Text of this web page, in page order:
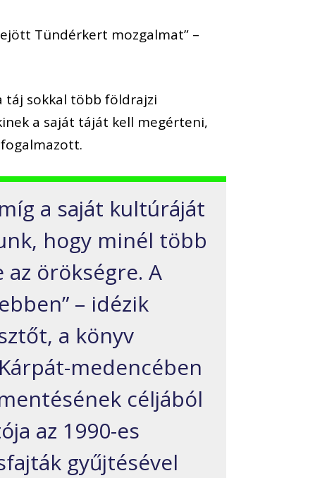
Tündérkert mozgalmat” –
táj sokkal több földrajzi
a saját táját kell megérteni,
a saját kultúráját
hogy minél több
örökségre. A
– idézik
a könyv
medencében
céljából
az 1990-es
gyűjtésével